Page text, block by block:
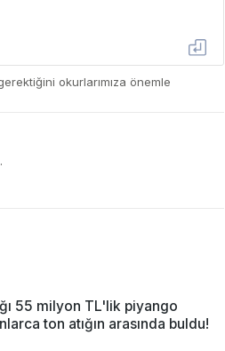
okurlarımıza önemle
55 milyon TL'lik piyango
ton atığın arasında buldu!